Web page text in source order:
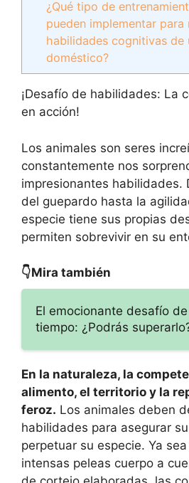
¿Qué tipo de
pueden implementar para
habilidades cognitivas de
doméstico?
¡Desafío de habilidades: La
en acción!
Los animales son seres
constantemente nos
impresionantes habilidades.
del guepardo hasta la
especie tiene sus propias
permiten sobrevivir en su
👇Mira también
El emocionante desafío de
tiempo: ¿Podrás
En la naturaleza, la
alimento, el territorio y la
feroz. Los animales deben
habilidades para asegurar
perpetuar su especie. Ya
intensas peleas cuerpo a